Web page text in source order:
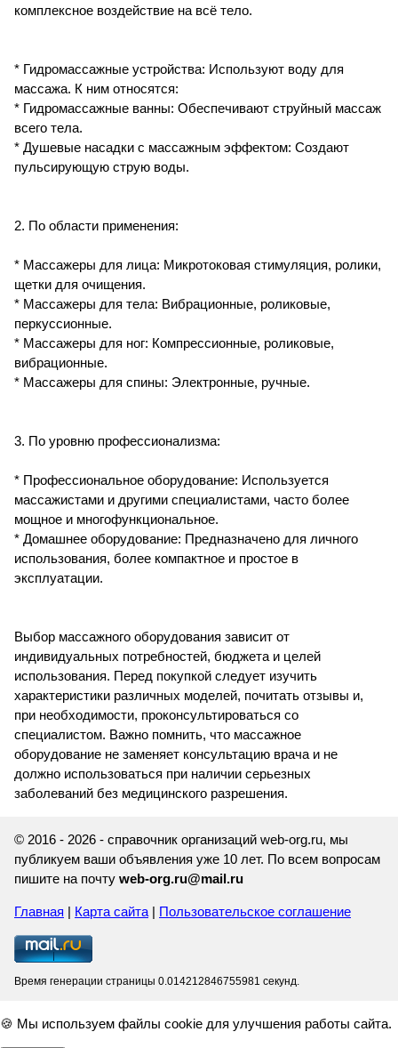
комплексное воздействие на всё тело.
* Гидромассажные устройства: Используют воду для
массажа. К ним относятся:
* Гидромассажные ванны: Обеспечивают струйный массаж
всего тела.
* Душевые насадки с массажным эффектом: Создают
пульсирующую струю воды.
2. По области применения:
* Массажеры для лица: Микротоковая стимуляция, ролики,
щетки для очищения.
* Массажеры для тела: Вибрационные, роликовые,
перкуссионные.
* Массажеры для ног: Компрессионные, роликовые,
вибрационные.
* Массажеры для спины: Электронные, ручные.
3. По уровню профессионализма:
* Профессиональное оборудование: Используется
массажистами и другими специалистами, часто более
мощное и многофункциональное.
* Домашнее оборудование: Предназначено для личного
использования, более компактное и простое в
эксплуатации.
Выбор массажного оборудования зависит от
индивидуальных потребностей, бюджета и целей
использования. Перед покупкой следует изучить
характеристики различных моделей, почитать отзывы и,
при необходимости, проконсультироваться со
специалистом. Важно помнить, что массажное
оборудование не заменяет консультацию врача и не
должно использоваться при наличии серьезных
заболеваний без медицинского разрешения.
© 2016 - 2026 - справочник организаций web-org.ru, мы
публикуем ваши объявления уже 10 лет. По всем вопросам
пишите на почту web-org.ru@mail.ru
Главная | Карта сайта| Пользовательское соглашение
Время генерации страницы 0.014212846755981 секунд.
🍪 Мы используем файлы cookie для улучшения работы сайта.